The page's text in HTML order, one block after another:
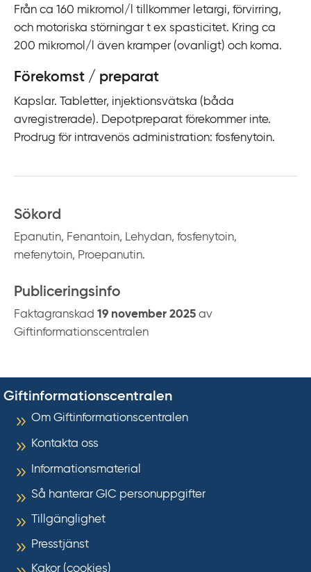
Från ca 160 mikromol/l tillkommer letargi, förvirring,
och motoriska störningar t ex spasticitet. Kring ca
200 mikromol/l även kramper (ovanligt) och koma.
Förekomst / preparat
Kapslar. Tabletter, injektionsvätska (båda
avregistrerade). Depotpreparat förekommer inte.
Prodrug för intravenös administration: fosfenytoin.
Sökord
Epanutin, Fenantoin, Lehydan, fosfenytoin,
mefenytoin, Proepanutin.
Publiceringsinfo
Faktagranskad 19 november 2025 av
Giftinformationscentralen
Giftinformationscentralen
Om Giftinformationscentralen
Kontakta oss
Informationsmaterial
Så hanterar GIC personuppgifter
Tillgänglighet
Presstjänst
Kakor (cookies)